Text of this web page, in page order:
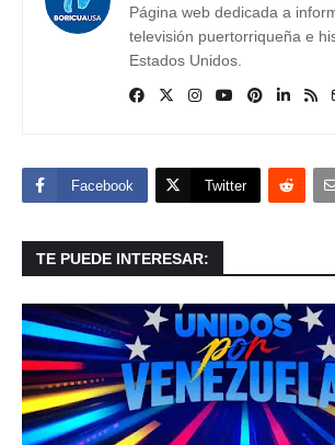
Página web dedicada a
televisión puertorriqueña e
Estados Unidos.
Facebook Twitter
TE PUEDE INTERESAR: